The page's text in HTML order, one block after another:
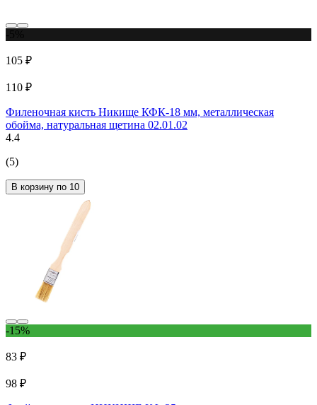
105 ₽
110 ₽
Филеночная кисть Никище КФК-18 мм, металлическая
обойма, натуральная щетина 02.01.02
4.4
(5)
В корзину по 10
-15%
83 ₽
98 ₽